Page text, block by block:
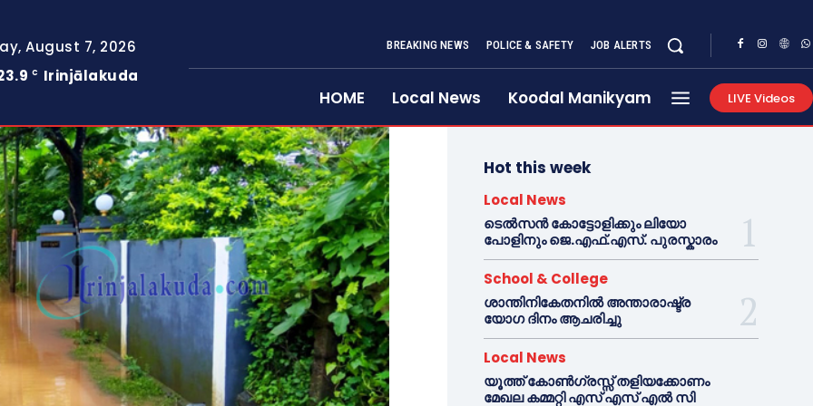
August 7, 2026
C Irinjālakuda
BREAKING NEWS POLICE & SAFETY JOB ALERTS
HOME Local News Koodal Manikyam LIVE Videos
Hot this week
Local News
ടെൽസൻ കോട്ടോളിക്കും ലിയോ
പോളിനും ജെ.എഫ്.എസ്. പുരസ്കാരം
School & College
ശാന്തിനികേതനിൽ അന്താരാഷ്ട്ര
യോഗ ദിനം ആചരിച്ചു
Local News
യൂത്ത് കോൺഗ്രസ്സ് തളിയക്കോണം
മേഖല കമ്മറ്റി എസ് എസ് എൽ സി